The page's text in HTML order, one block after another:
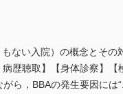
ない入院）の概念とそ
歴聴取】【身体診察】
ら，BBAの発生要因には